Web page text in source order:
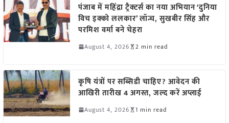
पंजाब में महिंद्रा ट्रैक्टर्स का नया अभियान ‘दुनिया
विच इक्को ललकार’ लॉन्च, सुखबीर सिंह और
परमिश वर्मा बने चेहरा
August 4, 2026 2 min read
कृषि यंत्रों पर सब्सिडी चाहिए? आवेदन की
आखिरी तारीख 4 अगस्त, जल्द करें अप्लाई
August 4, 2026 1 min read